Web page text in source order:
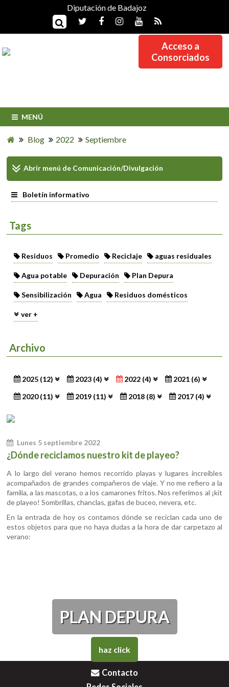
Diputación de Badajoz
Acceso a
Consorciados
MENÚ
Blog 2022 Septiembre
Lunes 5 septiembre 2022
¿Dónde reciclamos nuestro kit de playeo?
A lo largo del verano hemos recorrido playas y lugares increíbles
acompañados de grandes compañeros de viaje. Y no me refiero a la
familia, a las mascotas, o a los camarones fritos. Nos referimos al ¡kit
de playeo! Sombrillas, chanclas, gafas de buceo, nevera, etc.
En la entrada de hoy os contamos dónde se reciclan cada uno de
estos objetos para que no haya dudas a la hora de dar carpetazo al
verano:
Abrir menú de Comunicación/Divulgación
Boletín informativo
Tags
Residuos Promedio Reciclaje aguas residuales
Agua potable Depuración Plan Depura
Sensibilización Agua Residuos domésticos
ver +
Archivo
2025 (12) 2023 (4) 2022 (4)
2021 (6)
2020 (11)
2019 (11) 2018 (8) 2017 (4)
PLAN DEPURA
haz click
Contacto